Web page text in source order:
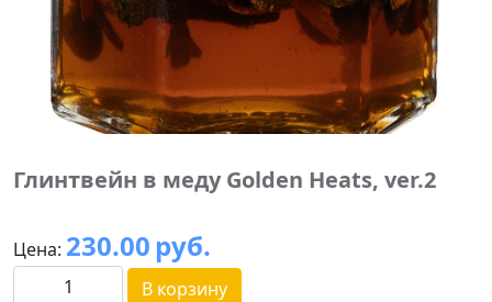
Глинтвейн в меду Golden Heats, ver.2
Цена: 230.00 руб.
В корзину